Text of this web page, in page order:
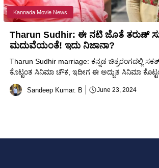
Kannada Movie News
Tharun Sudhir: ಈ ನಟಿ ಜೊತೆ ತರುಣ್
ಮದುವೆಯಂತೆ! ಇದು ನಿಜಾನಾ?
Tharun Sudhir marriage: ಕನ್ನಡ ಚಿತ್ರರಂಗದಲ್ಲಿ
ಕೊಟ್ಟಂತ ಸಿನಿಮಾ ಚೌಕ, ಇದೀಗ ಈ ಅದ್ಬುತ ಸಿನಿಮಾ
Sandeep Kumar. B June 23, 2024